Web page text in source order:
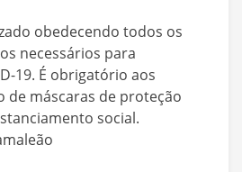
obedecendo todos os
necessários para
19. É obrigatório aos
de máscaras de proteção
social.